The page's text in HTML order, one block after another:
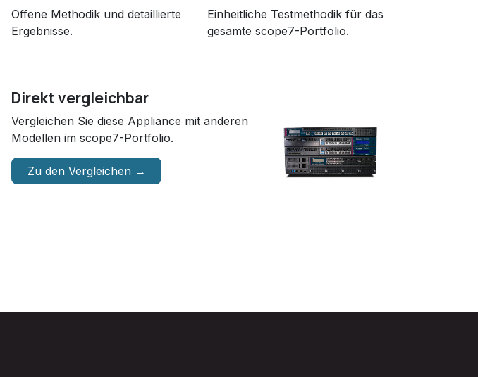
Offene Methodik und detaillierte
Ergebnisse.
Einheitliche Testmethodik für das
gesamte scope7-Portfolio.
Direkt vergleichbar
Vergleichen Sie diese Appliance mit anderen
Modellen im scope7-Portfolio.
Zu den Vergleichen →